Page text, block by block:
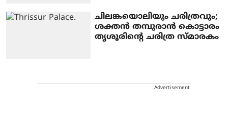
ചിലങ്കയൊലിയും ചരിത്രവും;
ശക്തൻ തമ്പുരാൻ കൊട്ടാരം
തൃശൂരിന്റെ ചരിത്ര സ്മാരകം
Advertisement